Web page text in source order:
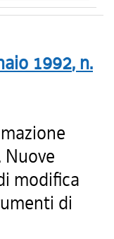
1992, n.
modifica
di